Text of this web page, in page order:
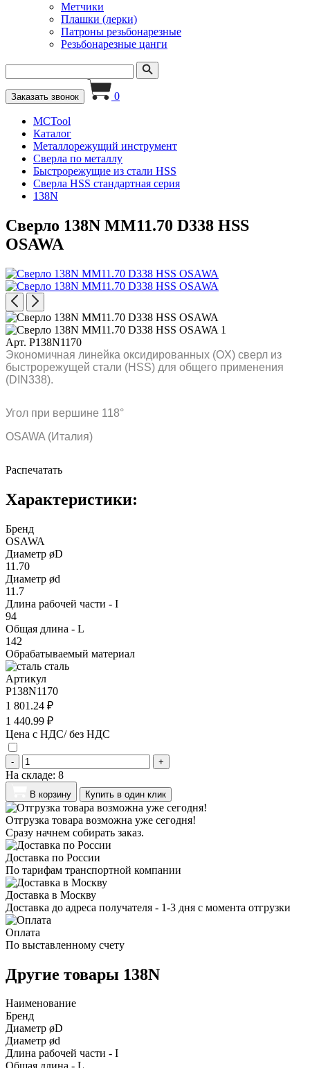
Метчики
Плашки (лерки)
Патроны резьбонарезные
Резьбонарезные цанги
Заказать звонок 0
MCTool
Каталог
Металлорежущий инструмент
Сверла по металлу
Быстрорежущие из стали HSS
Сверла HSS стандартная серия
138N
Сверло 138N MM11.70 D338 HSS
OSAWA
Арт. P138N1170
Экономичная линейка оксидированных (OX) сверл из
быстрорежущей стали (HSS) для общего применения
(DIN338).
Угол при вершине 118°
OSAWA (Италия)
Распечатать
Характеристики:
Бренд
OSAWA
Диаметр øD
11.70
Диаметр ød
11.7
Длина рабочей части - I
94
Общая длина - L
142
Обрабатываемый материал
сталь
Артикул
P138N1170
1 801.24 ₽
1 440.99 ₽
Цена с НДС/ без НДС
- +
На складе: 8
В корзину Купить в один клик
Отгрузка товара возможна уже сегодня!
Сразу начнем собирать заказ.
Доставка по России
По тарифам транспортной компании
Доставка в Москву
Доставка до адреса получателя - 1-3 дня с момента отгрузки
Оплата
По выставленному счету
Другие товары 138N
Наименование
Бренд
Диаметр øD
Диаметр ød
Длина рабочей части - I